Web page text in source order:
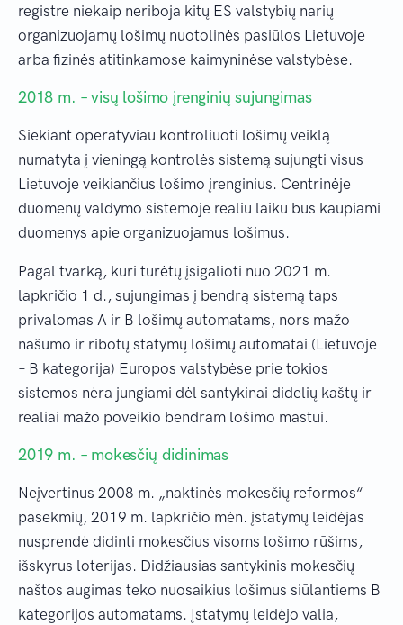
registre niekaip neriboja kitų ES valstybių narių
organizuojamų lošimų nuotolinės pasiūlos Lietuvoje
arba fizinės atitinkamose kaimyninėse valstybėse.
2018 m. – visų lošimo įrenginių sujungimas
Siekiant operatyviau kontroliuoti lošimų veiklą
numatyta į vieningą kontrolės sistemą sujungti visus
Lietuvoje veikiančius lošimo įrenginius. Centrinėje
duomenų valdymo sistemoje realiu laiku bus kaupiami
duomenys apie organizuojamus lošimus.
Pagal tvarką, kuri turėtų įsigalioti nuo 2021 m.
lapkričio 1 d., sujungimas į bendrą sistemą taps
privalomas A ir B lošimų automatams, nors mažo
našumo ir ribotų statymų lošimų automatai (Lietuvoje
– B kategorija) Europos valstybėse prie tokios
sistemos nėra jungiami dėl santykinai didelių kaštų ir
realiai mažo poveikio bendram lošimo mastui.
2019 m. – mokesčių didinimas
Neįvertinus 2008 m. „naktinės mokesčių reformos“
pasekmių, 2019 m. lapkričio mėn. įstatymų leidėjas
nusprendė didinti mokesčius visoms lošimo rūšims,
išskyrus loterijas. Didžiausias santykinis mokesčių
naštos augimas teko nuosaikius lošimus siūlantiems B
kategorijos automatams. Įstatymų leidėjo valia,